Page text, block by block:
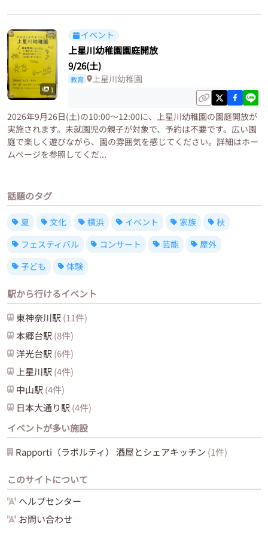
1
イベント
上星川幼稚園園庭開放
9/26(土)
教育 上星川幼稚園
2026年9月26日(土)の10:00〜12:00に、上星川幼稚園の園庭開放が
実施されます。未就園児の親子が対象で、予約は不要です。広い園
庭で楽しく遊びながら、園の雰囲気を感じてください。詳細はホー
ムページを参照してくだ...
話題のタグ
夏 文化 横浜 イベント 家族
秋
フェスティバル
コンサート 芸能
屋外
子ども
体験
駅から行けるイベント
東神奈川駅 (11件)
本郷台駅 (8件)
洋光台駅 (6件)
上星川駅 (4件)
中山駅 (4件)
日本大通り駅 (4件)
イベントが多い施設
Rapporti（ラポルティ） 酒屋とシェアキッチン (1件)
このサイトについて
ヘルプセンター
お問い合わせ